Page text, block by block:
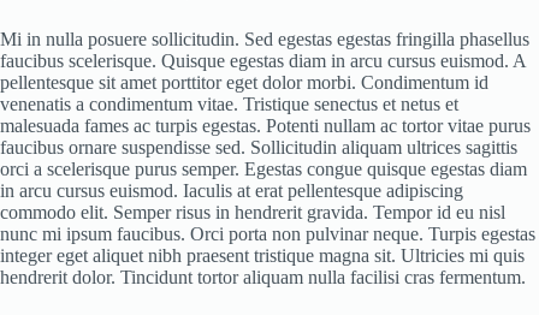
Mi in nulla posuere sollicitudin. Sed egestas egestas fringilla phasellus
faucibus scelerisque. Quisque egestas diam in arcu cursus euismod. A
pellentesque sit amet porttitor eget dolor morbi. Condimentum id
venenatis a condimentum vitae. Tristique senectus et netus et
malesuada fames ac turpis egestas. Potenti nullam ac tortor vitae purus
faucibus ornare suspendisse sed. Sollicitudin aliquam ultrices sagittis
orci a scelerisque purus semper. Egestas congue quisque egestas diam
in arcu cursus euismod. Iaculis at erat pellentesque adipiscing
commodo elit. Semper risus in hendrerit gravida. Tempor id eu nisl
nunc mi ipsum faucibus. Orci porta non pulvinar neque. Turpis egestas
integer eget aliquet nibh praesent tristique magna sit. Ultricies mi quis
hendrerit dolor. Tincidunt tortor aliquam nulla facilisi cras fermentum.